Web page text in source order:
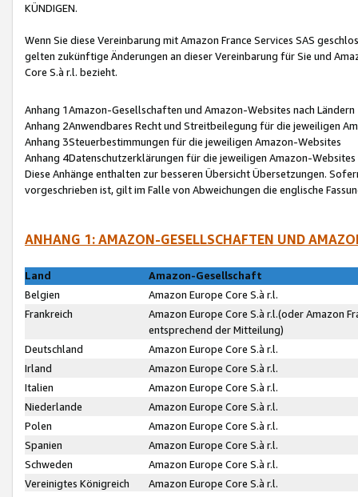
KÜNDIGEN.
Wenn Sie diese Vereinbarung mit Amazon France Services SAS
gelten zukünftige Änderungen an dieser Vereinbarung für Sie und
Core S.à r.l. bezieht.
Anhang 1Amazon-Gesellschaften und Amazon-Websites nach Ländern
Anhang 2Anwendbares Recht und Streitbeilegung für die jeweiligen
Anhang 3Steuerbestimmungen für die jeweiligen Amazon-Websites
Anhang 4Datenschutzerklärungen für die jeweiligen Amazon-Websites
Diese Anhänge enthalten zur besseren Übersicht Übersetzungen.
vorgeschrieben ist, gilt im Falle von Abweichungen die englische
ANHANG 1: AMAZON-GESELLSCHAFTEN UND
Land
Amazon-Gesellschaft
Belgien
Amazon Europe Core S.à r.l.
Frankreich
Amazon Europe Core S.à r.l.(oder Amazon
entsprechend der Mitteilung)
Deutschland
Amazon Europe Core S.à r.l.
Irland
Amazon Europe Core S.à r.l.
Italien
Amazon Europe Core S.à r.l.
Niederlande
Amazon Europe Core S.à r.l.
Polen
Amazon Europe Core S.à r.l.
Spanien
Amazon Europe Core S.à r.l.
Schweden
Amazon Europe Core S.à r.l.
Vereinigtes Königreich
Amazon Europe Core S.à r.l.